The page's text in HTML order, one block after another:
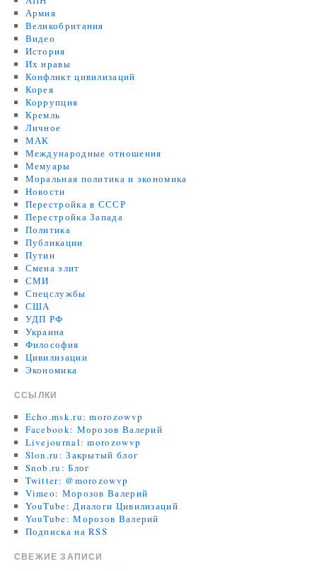
Армия
Великобритания
Видео
История
Их нравы
Конфликт цивилизаций
Корея
Коррупция
Кремль
Личное
МАК
Международные отношения
Мемуары
Моральная политика и экономика
Новости
Перестройка в СССР
Перестройка Запада
Политика
Публикации
Путин
Смена элит
СМИ
Спецслужбы
США
УДП РФ
Украина
Философия
Цивилизации
Экономика
ССЫЛКИ
Echo.msk.ru: morozowvp
Facebook: Морозов Валерий
Livejournal: morozowvp
Slon.ru: Закрытый блог
Snob.ru: Блог
Twitter: @morozowvp
Vimeo: Морозов Валерий
YouTube: Диалоги Цивилизаций
YouTube: Морозов Валерий
Подписка на RSS
СВЕЖИЕ ЗАПИСИ